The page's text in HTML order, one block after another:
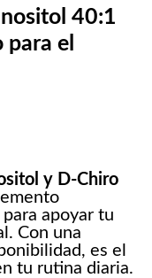
40:1
el
y D-Chiro
apoyar tu
Con una
es el
tu rutina diaria.